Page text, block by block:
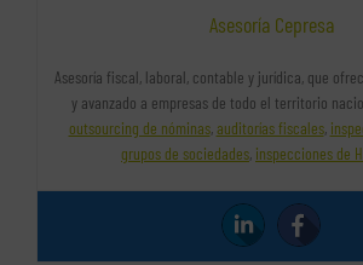
Asesoría Cepresa
Asesoría fiscal, laboral, contable y jurídica, que
y avanzado a empresas de todo el territorio
outsourcing de nóminas,auditorías fiscales,
grupos de sociedades, inspecciones de